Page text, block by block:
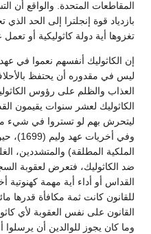
المقاطعات المتحدة. والواقع أن
بازدياد قوة إنجلترا إلى الحد
تغزوها أية دولة كاثوليكية أو
إن الكاثوليك أنفسهم نعموا في
ليس في مقدوره أن يحتفظ
الكاثوليك لعشر سنوات يقيمون
ليتحرش بهم لو تستروا في شيء
وفي
الملكية المطلقة) والمتشددين،
ضد الكاثوليك، فتعرض لعقوبة
القداس أو أداء أية مهمة كهنوتية
للقانون كانت ثمة مكافأة قدرها
القانون على نفس العقوبة لأي
وما كان يجوز للوالدين أن يرسلوا